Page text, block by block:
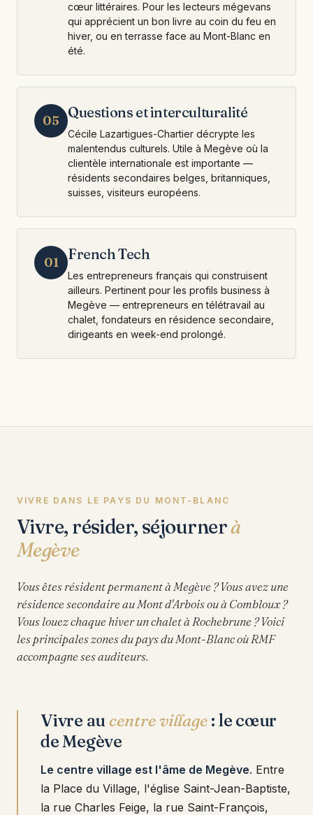
cœur littéraires. Pour les lecteurs mégevans
qui apprécient un bon livre au coin du feu en
hiver, ou en terrasse face au Mont-Blanc en
été.
05 Questions et interculturalité
Cécile Lazartigues-Chartier décrypte les
malentendus culturels. Utile à Megève où la
clientèle internationale est importante —
résidents secondaires belges, britanniques,
suisses, visiteurs européens.
01 French Tech
Les entrepreneurs français qui construisent
ailleurs. Pertinent pour les profils business à
Megève — entrepreneurs en télétravail au
chalet, fondateurs en résidence secondaire,
dirigeants en week-end prolongé.
VIVRE DANS LE PAYS DU MONT-BLANC
Vivre, résider, séjournerà
Megève
Vous êtes résident permanent à Megève ? Vous avez une
résidence secondaire au Mont d'Arbois ou à Combloux ?
Vous louez chaque hiver un chalet à Rochebrune ? Voici
les principales zones du pays du Mont-Blanc où RMF
accompagne ses auditeurs.
Vivre aucentre village : le cœur
de Megève
Le centre village est l'âme de Megève. Entre
la Place du Village, l'église Saint-Jean-Baptiste,
la rue Charles Feige, la rue Saint-François,